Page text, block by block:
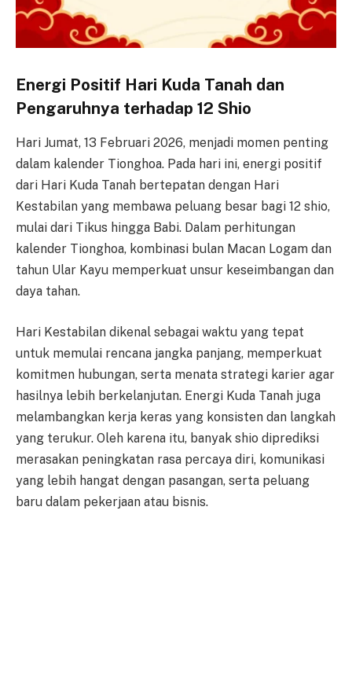
Energi Positif Hari Kuda Tanah dan
Pengaruhnya terhadap 12 Shio
Hari Jumat, 13 Februari 2026, menjadi momen penting
dalam kalender Tionghoa. Pada hari ini, energi positif
dari Hari Kuda Tanah bertepatan dengan Hari
Kestabilan yang membawa peluang besar bagi 12 shio,
mulai dari Tikus hingga Babi. Dalam perhitungan
kalender Tionghoa, kombinasi bulan Macan Logam dan
tahun Ular Kayu memperkuat unsur keseimbangan dan
daya tahan.
Hari Kestabilan dikenal sebagai waktu yang tepat
untuk memulai rencana jangka panjang, memperkuat
komitmen hubungan, serta menata strategi karier agar
hasilnya lebih berkelanjutan. Energi Kuda Tanah juga
melambangkan kerja keras yang konsisten dan langkah
yang terukur. Oleh karena itu, banyak shio diprediksi
merasakan peningkatan rasa percaya diri, komunikasi
yang lebih hangat dengan pasangan, serta peluang
baru dalam pekerjaan atau bisnis.